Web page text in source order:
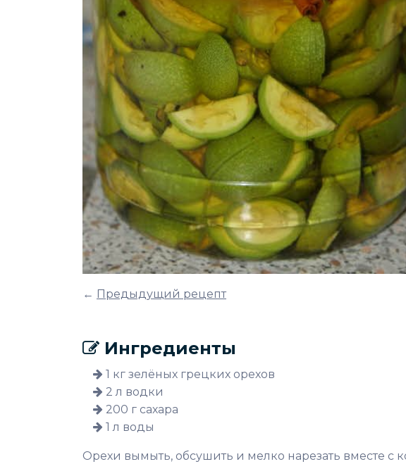
← Предыдущий рецепт
Ингредиенты
1 кг зелёных грецких орехов
2 л водки
200 г сахара
1 л воды
Орехи вымыть, обсушить и мелко нарезать вместе с